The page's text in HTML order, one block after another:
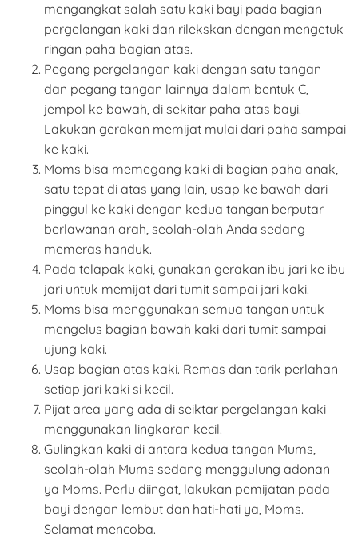
mengangkat salah satu kaki bayi pada bagian
pergelangan kaki dan rilekskan dengan mengetuk
ringan paha bagian atas.
Pegang pergelangan kaki dengan satu tangan
dan pegang tangan lainnya dalam bentuk C,
jempol ke bawah, di sekitar paha atas bayi.
Lakukan gerakan memijat mulai dari paha sampai
ke kaki.
Moms bisa memegang kaki di bagian paha anak,
satu tepat di atas yang lain, usap ke bawah dari
pinggul ke kaki dengan kedua tangan berputar
berlawanan arah, seolah-olah Anda sedang
memeras handuk.
Pada telapak kaki, gunakan gerakan ibu jari ke ibu
jari untuk memijat dari tumit sampai jari kaki.
Moms bisa menggunakan semua tangan untuk
mengelus bagian bawah kaki dari tumit sampai
ujung kaki.
Usap bagian atas kaki. Remas dan tarik perlahan
setiap jari kaki si kecil.
Pijat area yang ada di seiktar pergelangan kaki
menggunakan lingkaran kecil.
Gulingkan kaki di antara kedua tangan Mums,
seolah-olah Mums sedang menggulung adonan
ya Moms. Perlu diingat, lakukan pemijatan pada
bayi dengan lembut dan hati-hati ya, Moms.
Selamat mencoba.